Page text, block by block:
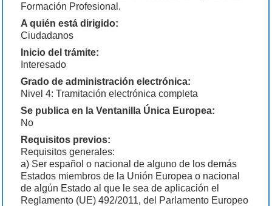
Formación Profesional.
A quién está dirigido:
Ciudadanos
Inicio del trámite:
Interesado
Grado de administración electrónica:
Nivel 4: Tramitación electrónica completa
Se publica en la Ventanilla Única Europea:
No
Requisitos previos:
Requisitos generales:
a) Ser español o nacional de alguno de los demás
Estados miembros de la Unión Europea o nacional
de algún Estado al que le sea de aplicación el
Reglamento (UE) 492/2011, del Parlamento Europeo